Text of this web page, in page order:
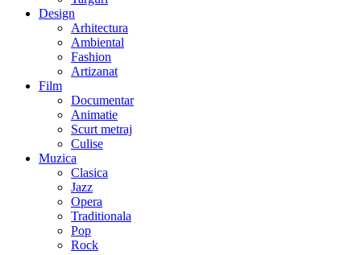
Design
Arhitectura
Ambiental
Fashion
Artizanat
Film
Documentar
Animatie
Scurt metraj
Culise
Muzica
Clasica
Jazz
Opera
Traditionala
Pop
Rock